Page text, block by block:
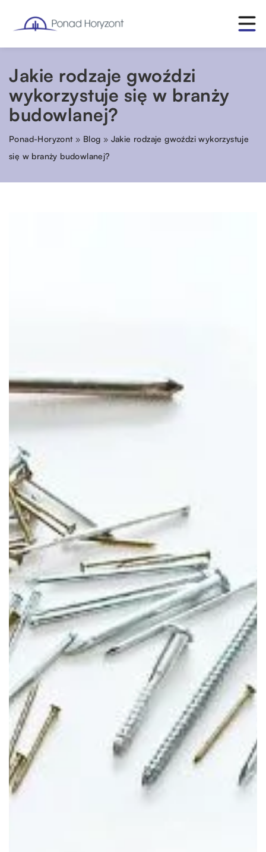
Jakie rodzaje gwoździ
wykorzystuje się w branży
budowlanej?
Ponad-Horyzont» Blog » Jakie rodzaje gwoździ wykorzystuje
się w branży budowlanej?